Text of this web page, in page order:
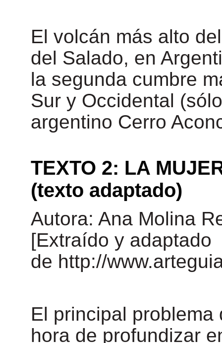
El volcán más alto
del Salado, en
la segunda cumbre
Sur y Occidental
argentino Cerro
TEXTO 2: LA
(texto adaptado)
Autora: Ana Molina
[Extraído y adaptado
de http://
El principal
hora de profundizar